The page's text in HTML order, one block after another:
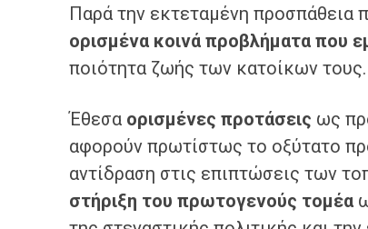
Παρά την εκτεταμένη προσπάθεια
ορισμένα κοινά προβλήματα που
ποιότητα ζωής των κατοίκων τους.
Έθεσα ορισμένες προτάσεις ως
αφορούν πρωτίστως το οξύτατο
αντίδραση στις επιπτώσεις των
στήριξη του πρωτογενούς τομέα